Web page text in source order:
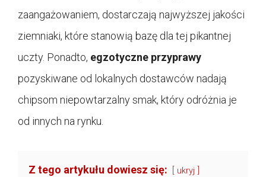
zaangażowaniem, dostarczają najwyższej jakości
ziemniaki, które stanowią bazę dla tej pikantnej
uczty. Ponadto, egzotyczne przyprawy
pozyskiwane od lokalnych dostawców nadają
chipsom niepowtarzalny smak, który odróżnia je
od innych na rynku.
Z tego artykułu dowiesz się: ukryj